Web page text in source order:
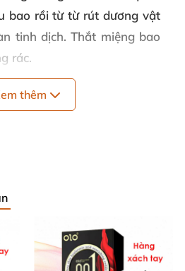
bao rồi từ từ rút dương vật
tinh dịch. Thắt miệng bao
rác.
cái
Ropockon cung Kim
thêm